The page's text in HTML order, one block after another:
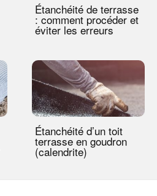
Étanchéité de terrasse
: comment procéder et
éviter les erreurs
Étanchéité d’un toit
terrasse en goudron
(calendrite)